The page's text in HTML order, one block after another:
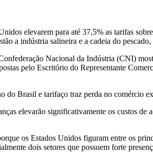
elevarem para até 37,5% as tarifas
a indústria salineira e a cadeia do
Nacional da Indústria (CNI)
pelo Escritório do Representante
do Brasil e tarifaço traz perda no comércio
elevarão significativamente os custos
os Estados Unidos figuram entre os
dois setores que possuem forte